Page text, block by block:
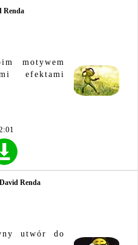
Renda
motywem
efektami
Renda
utwór do